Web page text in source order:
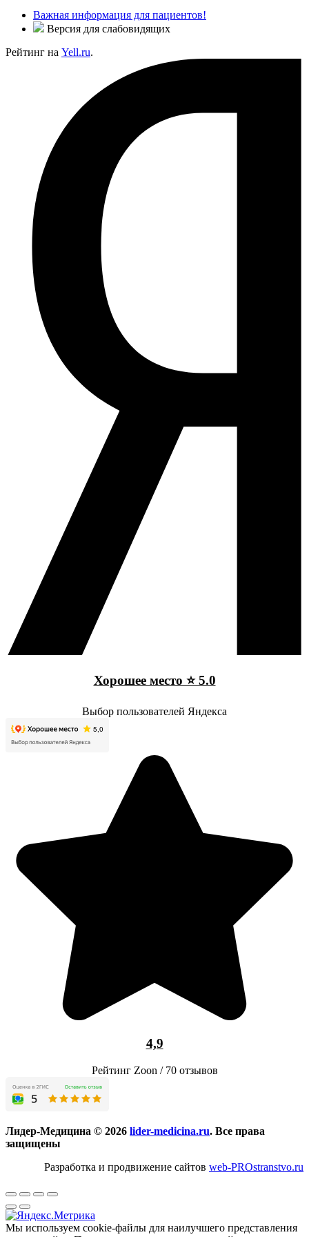
Важная информация для пациентов!
Версия для слабовидящих
Рейтинг на Yell.ru.
Хорошее место ⭐ 5.0
Выбор пользователей Яндекса
4,9
Рейтинг Zoon / 70 отзывов
Лидер-Медицина © 2026 lider-medicina.ru. Все права
защищены
Разработка и продвижение сайтов web-PROstranstvo.ru
Мы используем cookie-файлы для наилучшего представления